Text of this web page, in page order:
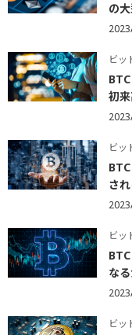
の
初
ビッ
さ
な
ビッ